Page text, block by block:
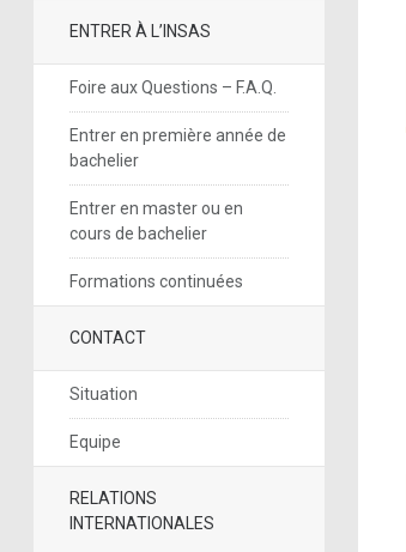
ENTRER À L’INSAS
Foire aux Questions – F.A.Q.
Entrer en première année de
bachelier
Entrer en master ou en
cours de bachelier
Formations continuées
CONTACT
Situation
Equipe
RELATIONS
INTERNATIONALES